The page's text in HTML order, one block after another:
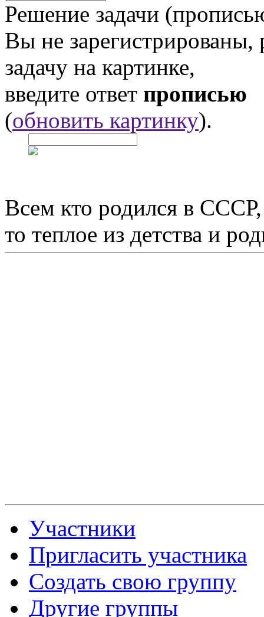
Решение задачи
Вы не
задачу на картинке,
введите ответ прописью
(обновить картинку).
Всем кто родился в
то теплое из детства и
Участники
Пригласить участника
Создать свою группу
Другие группы